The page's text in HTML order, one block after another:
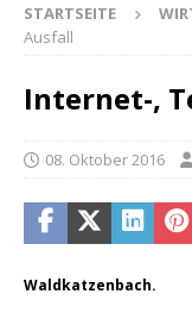
STARTSEITE
Ausfall
Internet-,
08. Oktober 2016
Waldkatzenbach.